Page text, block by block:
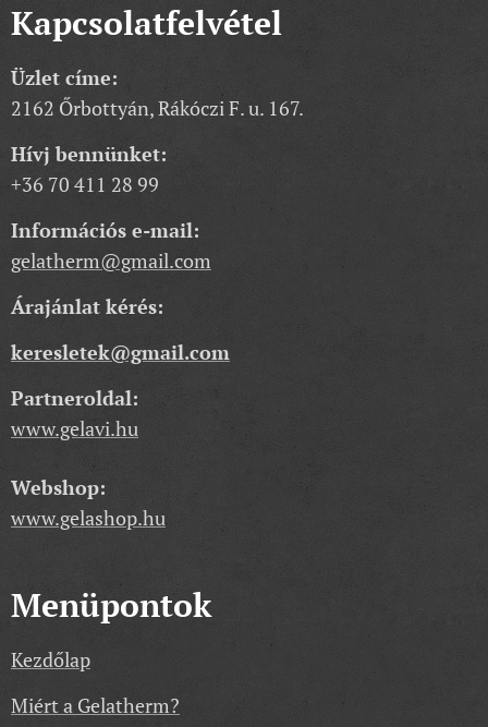
Kapcsolatfelvétel
Üzlet címe:
2162 Őrbottyán, Rákóczi F. u. 167.
Hívj bennünket:
+36 70 411 28 99
Információs e-mail:
gelatherm@gmail.com
Árajánlat kérés:
keresletek@gmail.com
Partneroldal:
www.gelavi.hu
Webshop:
www.gelashop.hu
Menüpontok
Kezdőlap
Miért a Gelatherm?